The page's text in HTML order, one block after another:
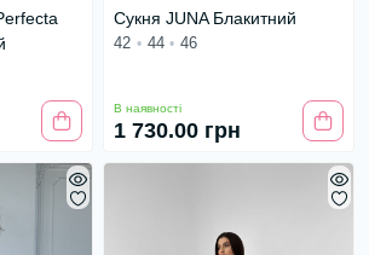
Сукня JUNA Блакитний
42 44 46
В наявності
1 730.00 грн